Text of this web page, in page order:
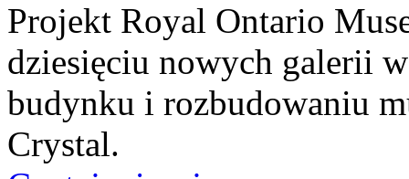
Projekt Royal Ontario
dziesięciu nowych galerii
budynku i rozbudowaniu
Crystal.